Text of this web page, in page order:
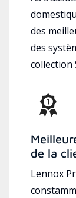
des
des
collection
de la
Lennox